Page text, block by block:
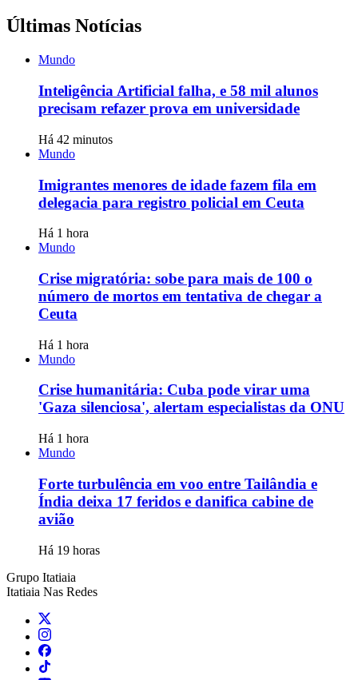
Últimas Notícias
Mundo
Inteligência Artificial falha, e 58 mil alunos
precisam refazer prova em universidade
Há 42 minutos
Mundo
Imigrantes menores de idade fazem fila em
delegacia para registro policial em Ceuta
Há 1 hora
Mundo
Crise migratória: sobe para mais de 100 o
número de mortos em tentativa de chegar a
Ceuta
Há 1 hora
Mundo
Crise humanitária: Cuba pode virar uma
'Gaza silenciosa', alertam especialistas da ONU
Há 1 hora
Mundo
Forte turbulência em voo entre Tailândia e
Índia deixa 17 feridos e danifica cabine de
avião
Há 19 horas
Grupo Itatiaia
Itatiaia Nas Redes